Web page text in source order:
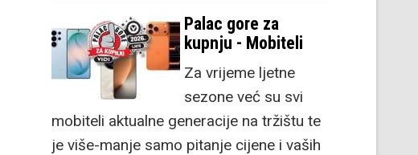
Palac gore za
kupnju - Mobiteli
Za vrijeme ljetne
sezone već su svi
mobiteli aktualne generacije na tržištu te
je više-manje samo pitanje cijene i vaših